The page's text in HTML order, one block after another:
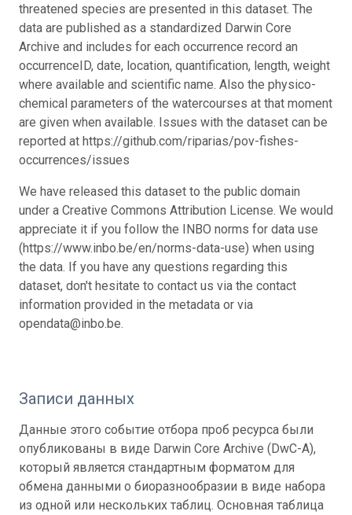
threatened species are presented in this dataset. The
data are published as a standardized Darwin Core
Archive and includes for each occurrence record an
occurrenceID, date, location, quantification, length, weight
where available and scientific name. Also the physico-
chemical parameters of the watercourses at that moment
are given when available. Issues with the dataset can be
reported at https://github.com/riparias/pov-fishes-
occurrences/issues
We have released this dataset to the public domain
under a Creative Commons Attribution License. We would
appreciate it if you follow the INBO norms for data use
(https://www.inbo.be/en/norms-data-use) when using
the data. If you have any questions regarding this
dataset, don't hesitate to contact us via the contact
information provided in the metadata or via
opendata@inbo.be.
Записи данных
Данные этого событие отбора проб ресурса были
опубликованы в виде Darwin Core Archive (DwC-A),
который является стандартным форматом для
обмена данными о биоразнообразии в виде набора
из одной или нескольких таблиц. Основная таблица